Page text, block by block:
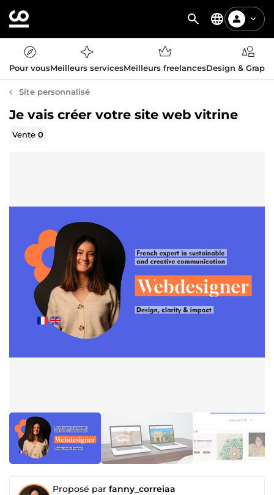
Pour vousMeilleurs servicesMeilleurs freelancesDesign &
Site personnalisé
Je vais créer votre site web vitrine
Vente0
Proposé par fanny_correiaa